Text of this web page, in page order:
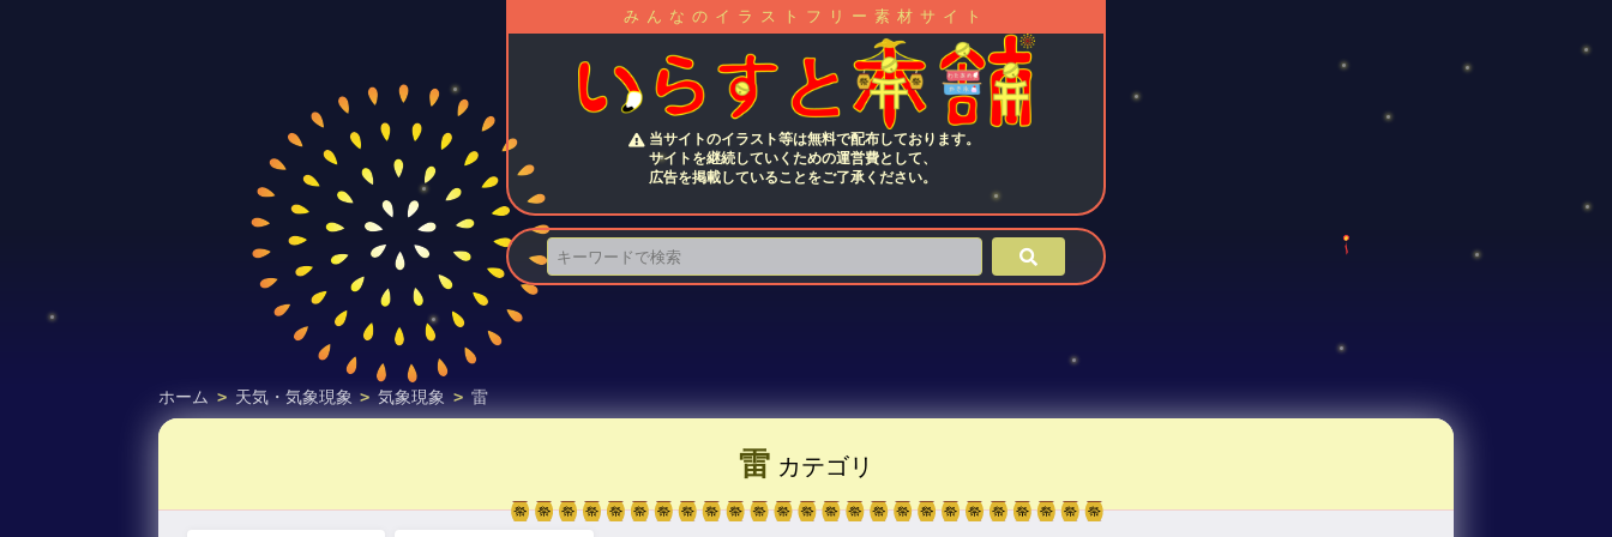
みんなのイラストフリー素材サイト
当サイトのイラスト等は無料で配布しております。
サイトを継続していくための運営費として、
広告を掲載していることをご了承ください。
ホーム > 天気・気象現象 > 気象現象 > 雷
雷 カテゴリ